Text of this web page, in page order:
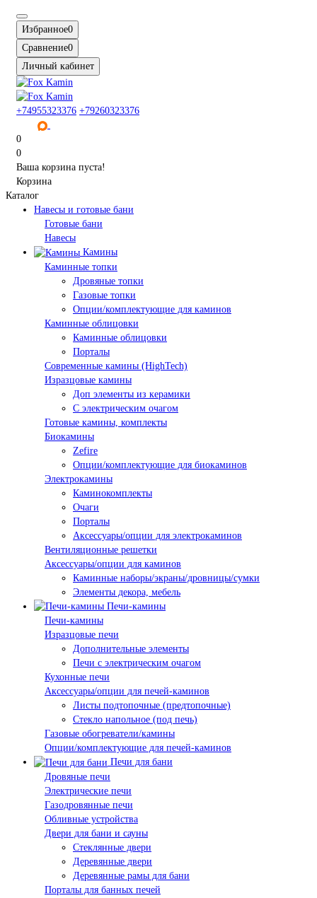
Избранное0
Сравнение0
Личный кабинет
+74955323376 +79260323376
0
0
Ваша корзина пуста!
Корзина
Каталог
Навесы и готовые бани
Готовые бани
Навесы
Камины
Каминные топки
Дровяные топки
Газовые топки
Опции/комплектующие для каминов
Каминные облицовки
Каминные облицовки
Порталы
Современные камины (HighTech)
Изразцовые камины
Доп элементы из керамики
С электрическим очагом
Готовые камины, комплекты
Биокамины
Zefire
Опции/комплектующие для биокаминов
Электрокамины
Каминокомплекты
Очаги
Порталы
Аксессуары/опции для электрокаминов
Вентиляционные решетки
Аксессуары/опции для каминов
Каминные наборы/экраны/дровницы/сумки
Элементы декора, мебель
Печи-камины
Печи-камины
Изразцовые печи
Дополнительные элементы
Печи с электрическим очагом
Кухонные печи
Аксессуары/опции для печей-каминов
Листы подтопочные (предтопочные)
Стекло напольное (под печь)
Газовые обогреватели/камины
Опции/комплектующие для печей-каминов
Печи для бани
Дровяные печи
Электрические печи
Газодровянные печи
Обливные устройства
Двери для бани и сауны
Стеклянные двери
Деревянные двери
Деревянные рамы для бани
Порталы для банных печей